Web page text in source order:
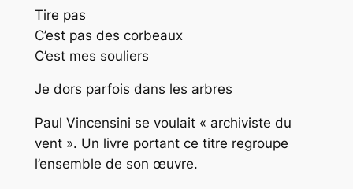
Tire pas
C’est pas des corbeaux
C’est mes souliers
Je dors parfois dans les arbres
Paul Vincensini se voulait « archiviste du
vent ». Un livre portant ce titre regroupe
l’ensemble de son œuvre.